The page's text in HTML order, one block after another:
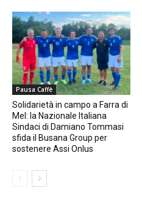
Pausa Caffè
Solidarietà in campo a Farra di
Mel: la Nazionale Italiana
Sindaci di Damiano Tommasi
sfida il Busana Group per
sostenere Assi Onlus